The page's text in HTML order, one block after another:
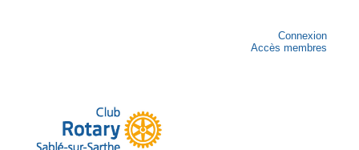
Connexion
Accès membres